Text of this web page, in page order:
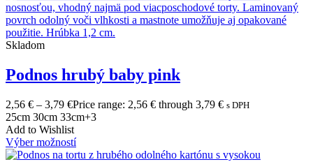
Skladom
Podnos hrubý baby pink
2,56 € – 3,79 €Price range: 2,56 € through 3,79 € s DPH
25cm 30cm 33cm+3
Add to Wishlist
Výber možností